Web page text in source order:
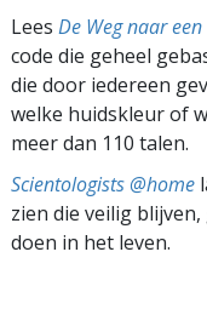
Lees De Weg naar
code die geheel
die door iedereen
welke huidskleur of
meer dan 110 talen.
Scientologists @home
zien die veilig
doen in het leven.